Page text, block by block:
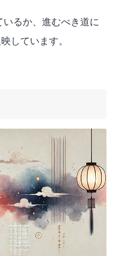
るか、進むべき道に
しています。